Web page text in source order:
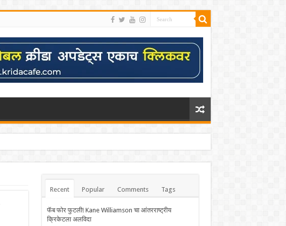
Recent Popular Comments Tags
फॅब फोर फुटली! Kane Williamson चा आंतरराष्ट्रीय
क्रिकेटला अलविदा